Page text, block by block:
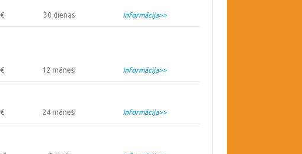
€ 30 dienas Informācija>>
€ 12 mēneši Informācija>>
€ 24 mēneši Informācija>>